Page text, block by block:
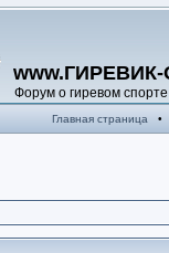
Форум о гиревом спорте
Главная страница •